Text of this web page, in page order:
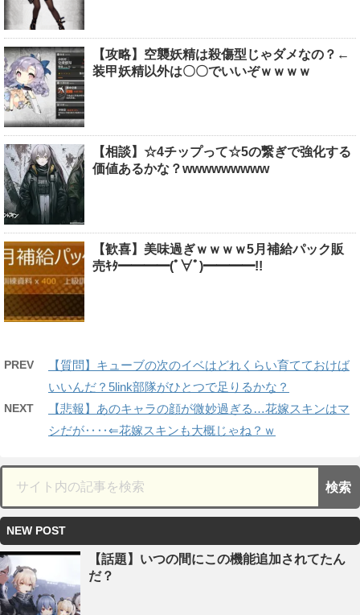
【攻略】空襲妖精は殺傷型じゃダメなの？←
装甲妖精以外は〇〇でいいぞｗｗｗｗ
【相談】☆4チップって☆5の繋ぎで強化する
価値あるかな？wwwwwwwww
【歓喜】美味過ぎｗｗｗｗ5月補給パック販
売ｷﾀ━━━━(ﾟ∀ﾟ)━━━━!!
PREV
【質問】キューブの次のイベはどれくらい育てておけば
いいんだ？5link部隊がひとつで足りるかな？
NEXT
【悲報】あのキャラの顔が微妙過ぎる…花嫁スキンはマ
シだが‥‥⇐花嫁スキンも大概じゃね？ｗ
NEW POST
【話題】いつの間にこの機能追加されてたん
だ？